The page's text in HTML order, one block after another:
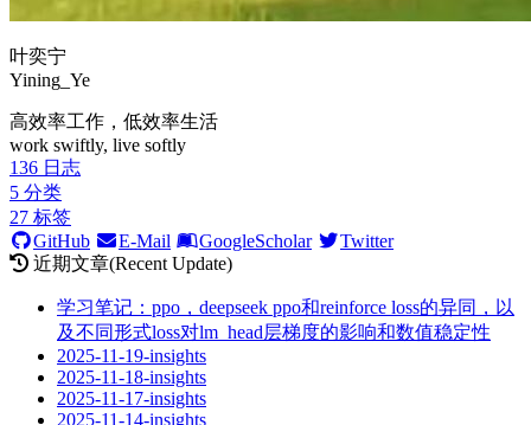
叶奕宁
Yining_Ye
高效率工作，低效率生活
work swiftly, live softly
136 日志
5 分类
27 标签
GitHub
E-Mail GoogleScholar
Twitter
近期文章(Recent Update)
学习笔记：ppo，deepseek ppo和reinforce loss的异同，以
及不同形式loss对lm_head层梯度的影响和数值稳定性
2025-11-19-insights
2025-11-18-insights
2025-11-17-insights
2025-11-14-insights